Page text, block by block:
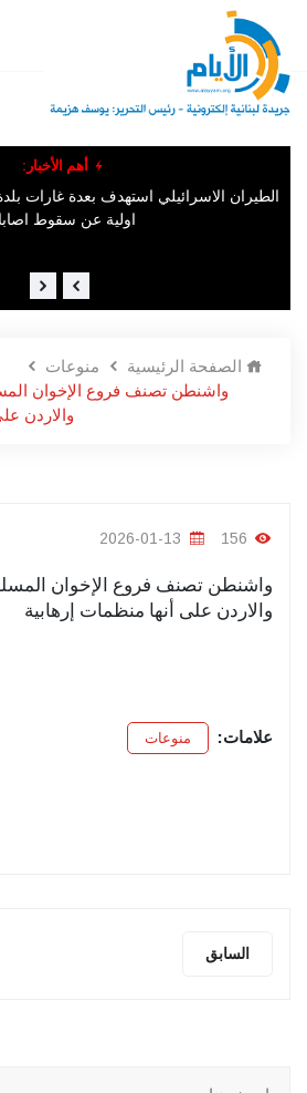
أهم الأخبار:
الطيران الاسرائيلي استهدف بعدة غارات
اولية عن سقوط
لبنان: "إخلاء منازلكم فوراً والابتعاد عن
1000 متر إلى أراضي مفتوحة".
الصفحة الرئيسية
منوعات
واشنطن تصنف فروع الإخوان
والاردن
واشنطن تصنف فروع الإخوان
والاردن على أنها منظمات إرهابية
علامات: منوعات
السابق